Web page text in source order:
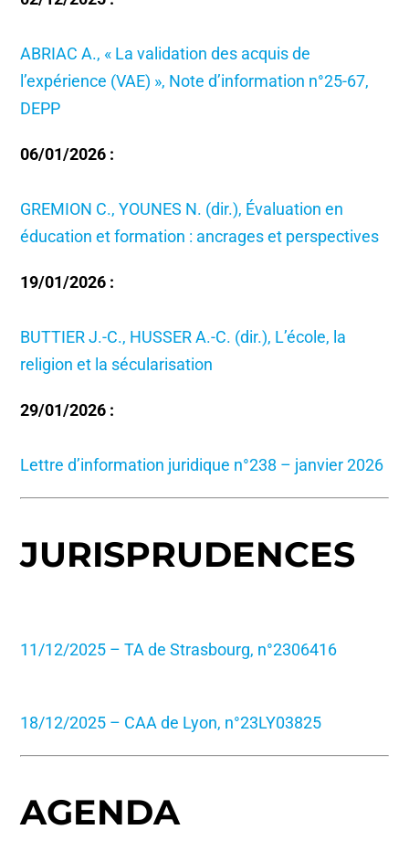
ABRIAC A., « La validation des acquis de
l’expérience (VAE) », Note d’information n°25-67,
DEPP
06/01/2026 :
GREMION C., YOUNES N. (dir.), Évaluation en
éducation et formation : ancrages et perspectives
19/01/2026 :
BUTTIER J.-C., HUSSER A.-C. (dir.), L’école, la
religion et la sécularisation
29/01/2026 :
Lettre d’information juridique n°238 – janvier 2026
JURISPRUDENCES
11/12/2025 – TA de Strasbourg, n°2306416
18/12/2025 – CAA de Lyon, n°23LY03825
AGENDA